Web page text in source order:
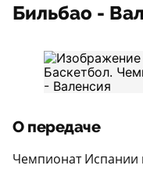
Бильбао -
О передаче
Чемпионат Испании